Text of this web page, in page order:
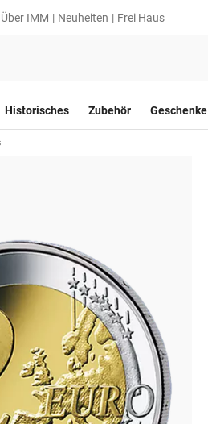
Über IMM Neuheiten Frei Haus
Historisches Zubehör Geschenke